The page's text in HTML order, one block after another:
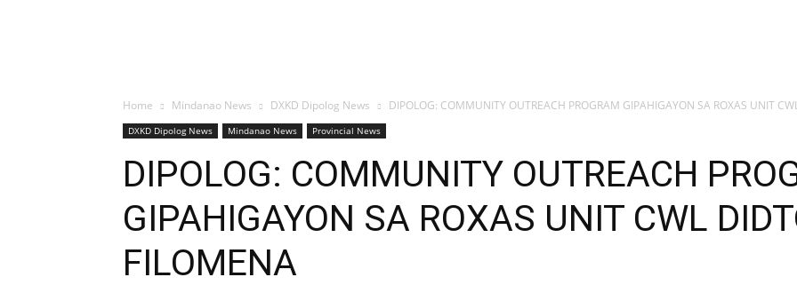
Home Mindanao News DXKD Dipolog News DIPOLOG: COMMUNITY OUTREACH PROGRAM GIPAHIGAYON SA ROXAS UNIT
DXKD Dipolog News Mindanao News Provincial News
DIPOLOG: COMMUNITY OUTREACH
GIPAHIGAYON SA ROXAS UNIT CWL
FILOMENA